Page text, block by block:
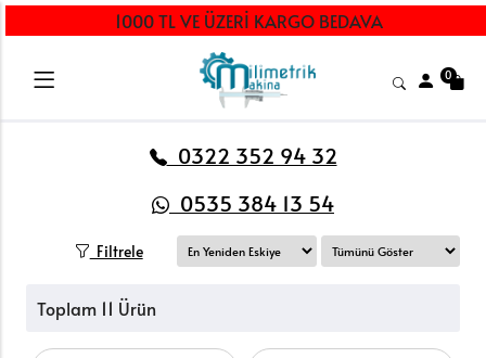
1000 TL VE ÜZERİ KARGO BEDAVA
0
0322 352 94 32
0535 384 13 54
Filtrele
Toplam 11 Ürün